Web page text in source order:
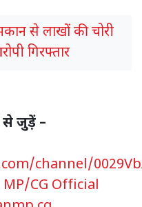
से लाखों की चोरी
गिरफ्तार
से जुड़ें –
channel/
CG Official